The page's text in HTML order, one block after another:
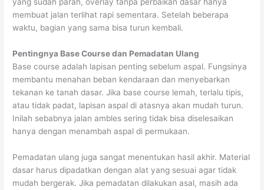
membuat jalan terlihat rapi sementara. Setelah beberapa
waktu, bagian yang sama bisa turun kembali.
Pentingnya Base Course dan Pemadatan Ulang
Base course adalah lapisan penting sebelum aspal. Fungsinya
membantu menahan beban kendaraan dan menyebarkan
tekanan ke tanah dasar. Jika base course lemah, terlalu tipis,
atau tidak padat, lapisan aspal di atasnya akan mudah turun.
Inilah sebabnya jalan ambles sering tidak bisa diselesaikan
hanya dengan menambah aspal di permukaan.
Pemadatan ulang juga sangat menentukan hasil akhir. Material
dasar harus dipadatkan dengan alat yang sesuai agar tidak
mudah bergerak. Jika pemadatan dilakukan asal, masih ada